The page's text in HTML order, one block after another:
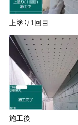
上塗り1回目
施工後